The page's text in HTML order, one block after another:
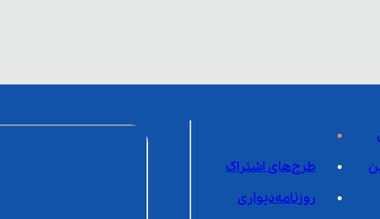
طرح‌های اشتراک
روزنامه‌دیواری